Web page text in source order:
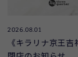
2026.08.01
《キラリナ京王吉